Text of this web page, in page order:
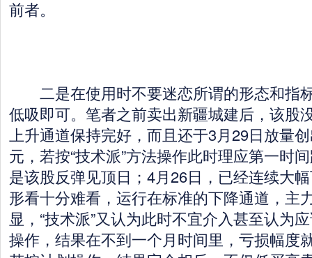
前者。
二是在使用时不要迷恋所谓的形态和指
低吸即可。笔者之前卖出新疆城建后，该股
上升通道保持完好，而且还于3月29日放量
元，若按“技术派”方法操作此时理应第一时
是该股反弹见顶日；4月26日，已经连续大
形看十分难看，运行在标准的下降通道，主
显，“技术派”又认为此时不宜介入甚至认为
操作，结果在不到一个月时间里，亏损幅度